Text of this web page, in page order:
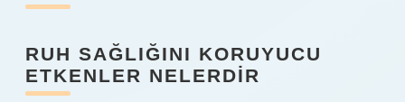
RUH SAĞLIĞINI KORUYUCU
ETKENLER NELERDIR